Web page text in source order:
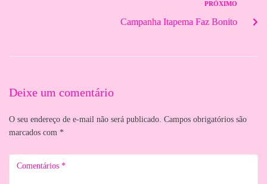
PRÓXIMO
Campanha Itapema Faz Bonito
Deixe um comentário
O seu endereço de e-mail não será publicado. Campos obrigatórios são
marcados com *